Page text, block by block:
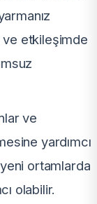
ve etkileşimde
ve
yardımcı
ortamlarda
olabilir.